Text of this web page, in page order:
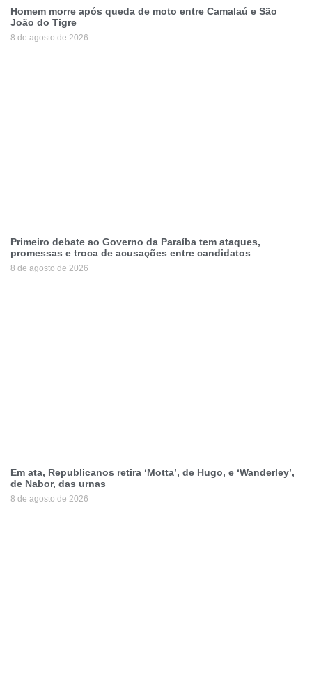
Homem morre após queda de moto entre Camalaú e São
João do Tigre
8 de agosto de 2026
Primeiro debate ao Governo da Paraíba tem ataques,
promessas e troca de acusações entre candidatos
8 de agosto de 2026
Em ata, Republicanos retira ‘Motta’, de Hugo, e ‘Wanderley’,
de Nabor, das urnas
8 de agosto de 2026